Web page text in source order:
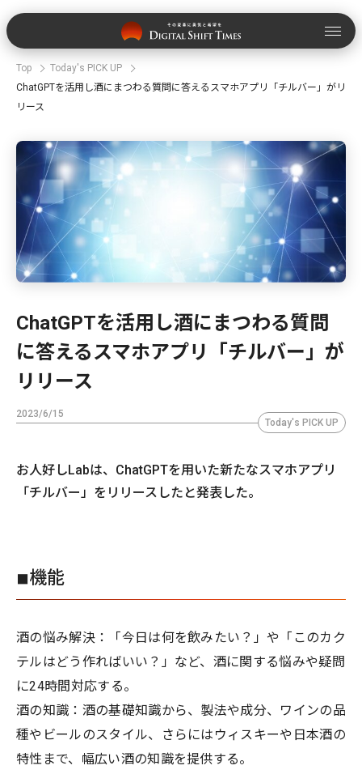
Top
Today's PICK UP
ChatGPTを活用し酒にまつわる質問に答えるスマホアプリ「チルバー」がリ
リース
ChatGPTを活用し酒にまつわる質問
に答えるスマホアプリ「チルバー」が
リリース
2023/6/15
Today's PICK UP
お人好しLabは、ChatGPTを用いた新たなスマホアプリ
「チルバー」をリリースしたと発表した。
◾︎機能
酒の悩み解決：「今日は何を飲みたい？」や「このカク
テルはどう作ればいい？」など、酒に関する悩みや疑問
に24時間対応する。
酒の知識：酒の基礎知識から、製法や成分、ワインの品
種やビールのスタイル、さらにはウィスキーや日本酒の
特性まで、幅広い酒の知識を提供する。